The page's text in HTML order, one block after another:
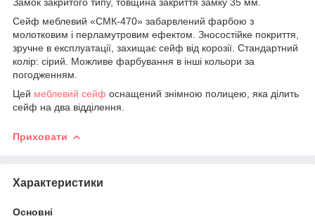
Сейф меблевий «СМК-470» забарвлений фарбою з
молотковим і перламутровим ефектом. Зносостійке покриття,
зручне в експлуатації, захищає сейф від корозії. Стандартний
колір: сірий. Можливе фарбування в інші кольори за
погодженням.
Цей меблевий сейф оснащений знімною полицею, яка ділить
сейф на два відділення.
Приховати
Характеристики
Основні